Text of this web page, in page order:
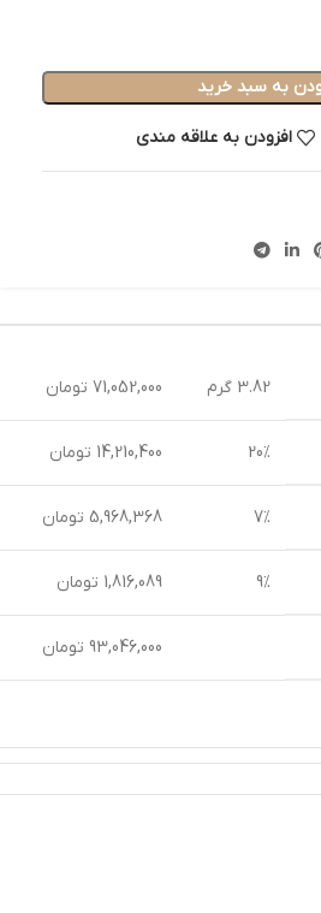
به سبد خرید
افزودن به علاقه مندی
3.82 گرم 71,052,000 تومان
20% 14,210,400 تومان
7% 5,968,368 تومان
9% 1,816,089 تومان
93,046,000 تومان